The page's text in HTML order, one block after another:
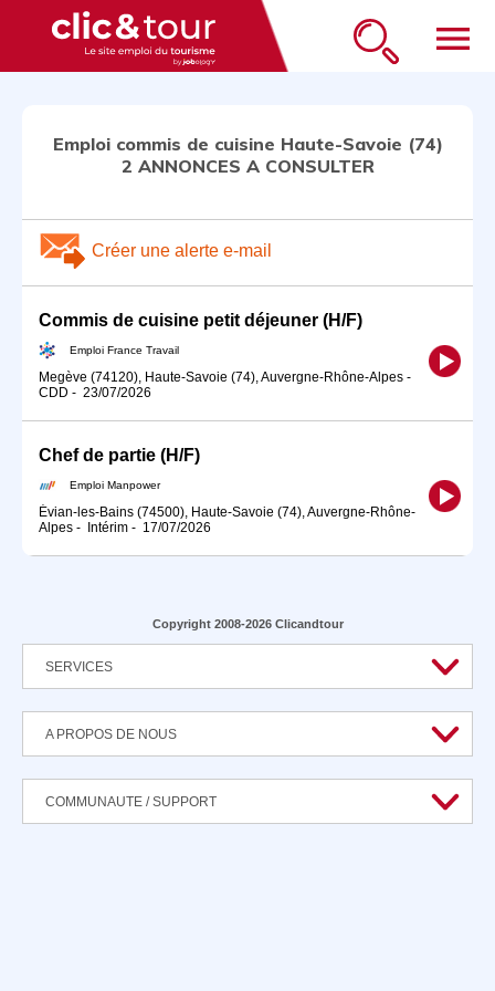
menu
Emploi commis de cuisine Haute-Savoie (74)
2 ANNONCES A CONSULTER
Créer une alerte e-mail
Commis de cuisine petit déjeuner (H/F)
Emploi France Travail
Megève (74120), Haute-Savoie (74), Auvergne-Rhône-Alpes -
CDD - 23/07/2026
Chef de partie (H/F)
Emploi Manpower
Évian-les-Bains (74500), Haute-Savoie (74), Auvergne-Rhône-
Alpes - Intérim - 17/07/2026
Copyright 2008-2026 Clicandtour
SERVICES
A PROPOS DE NOUS
COMMUNAUTE / SUPPORT